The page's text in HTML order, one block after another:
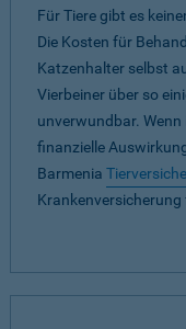
Für Tiere gibt es
Die Kosten für
Katzenhalter selbst
Vierbeiner über so
unverwundbar.
finanzielle
Barmenia